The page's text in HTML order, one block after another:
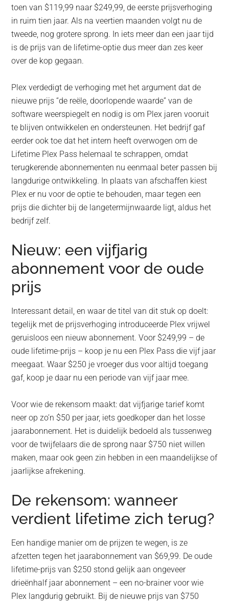
toen van $119,99 naar $249,99, de eerste prijsverhoging
in ruim tien jaar. Als na veertien maanden volgt nu de
tweede, nog grotere sprong. In iets meer dan een jaar tijd
is de prijs van de lifetime-optie dus meer dan zes keer
over de kop gegaan.
Plex verdedigt de verhoging met het argument dat de
nieuwe prijs “de reële, doorlopende waarde” van de
software weerspiegelt en nodig is om Plex jaren vooruit
te blijven ontwikkelen en ondersteunen. Het bedrijf gaf
eerder ook toe dat het intern heeft overwogen om de
Lifetime Plex Pass helemaal te schrappen, omdat
terugkerende abonnementen nu eenmaal beter passen bij
langdurige ontwikkeling. In plaats van afschaffen kiest
Plex er nu voor de optie te behouden, maar tegen een
prijs die dichter bij de langetermijnwaarde ligt, aldus het
bedrijf zelf.
Nieuw: een vijfjarig
abonnement voor de oude
prijs
Interessant detail, en waar de titel van dit stuk op doelt:
tegelijk met de prijsverhoging introduceerde Plex vrijwel
geruisloos een nieuw abonnement. Voor $249,99 – de
oude lifetime-prijs – koop je nu een Plex Pass die vijf jaar
meegaat. Waar $250 je vroeger dus voor altijd toegang
gaf, koop je daar nu een periode van vijf jaar mee.
Voor wie de rekensom maakt: dat vijfjarige tarief komt
neer op zo’n $50 per jaar, iets goedkoper dan het losse
jaarabonnement. Het is duidelijk bedoeld als tussenweg
voor de twijfelaars die de sprong naar $750 niet willen
maken, maar ook geen zin hebben in een maandelijkse of
jaarlijkse afrekening.
De rekensom: wanneer
verdient lifetime zich terug?
Een handige manier om de prijzen te wegen, is ze
afzetten tegen het jaarabonnement van $69,99. De oude
lifetime-prijs van $250 stond gelijk aan ongeveer
drieënhalf jaar abonnement – een no-brainer voor wie
Plex langdurig gebruikt. Bij de nieuwe prijs van $750